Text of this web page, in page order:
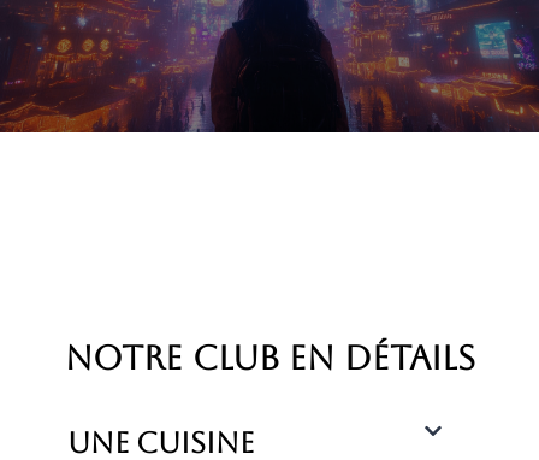
notre club En détails
Une cuisine